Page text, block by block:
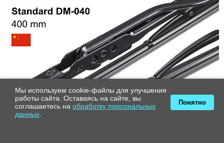
Мы используем cookie-файлы для улучшения
работы сайта. Оставаясь на сайте, вы
соглашаетесь на обработку персональных
данных
Понятно